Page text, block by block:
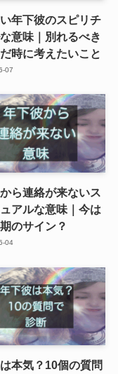
年下彼のスピリチ
意味｜別れるべき
時に考えたいこと
07
ら連絡が来ないス
アルな意味｜今は
のサイン？
04
本気？10個の質問